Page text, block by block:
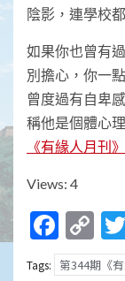
陰影，連學校
如果你也曾有
別擔心，你一
曾度過有自卑
稱他是個體心
《有緣人月刊》
Views: 4
Tags: 第344期《有